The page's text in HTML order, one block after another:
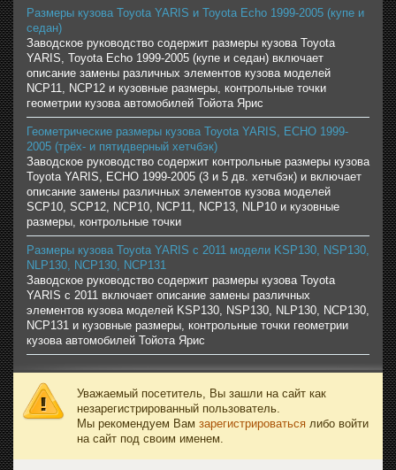
Размеры кузова Toyota YARIS и Toyota Echo 1999-2005 (купе и
седан)
Заводское руководство содержит размеры кузова Toyota
YARIS, Toyota Echo 1999-2005 (купе и седан) включает
описание замены различных элементов кузова моделей
NCP11, NCP12 и кузовные размеры, контрольные точки
геометрии кузова автомобилей Тойота Ярис
Геометрические размеры кузова Toyota YARIS, ECHO 1999-
2005 (трёх- и пятидверный хетчбэк)
Заводское руководство содержит контрольные размеры кузова
Toyota YARIS, ECHO 1999-2005 (3 и 5 дв. хетчбэк) и включает
описание замены различных элементов кузова моделей
SCP10, SCP12, NCP10, NCP11, NCP13, NLP10 и кузовные
размеры, контрольные точки
Размеры кузова Toyota YARIS с 2011 модели KSP130, NSP130,
NLP130, NCP130, NCP131
Заводское руководство содержит размеры кузова Toyota
YARIS с 2011 включает описание замены различных
элементов кузова моделей KSP130, NSP130, NLP130, NCP130,
NCP131 и кузовные размеры, контрольные точки геометрии
кузова автомобилей Тойота Ярис
Уважаемый посетитель, Вы зашли на сайт как
незарегистрированный пользователь.
Мы рекомендуем Вам зарегистрироваться либо войти
на сайт под своим именем.